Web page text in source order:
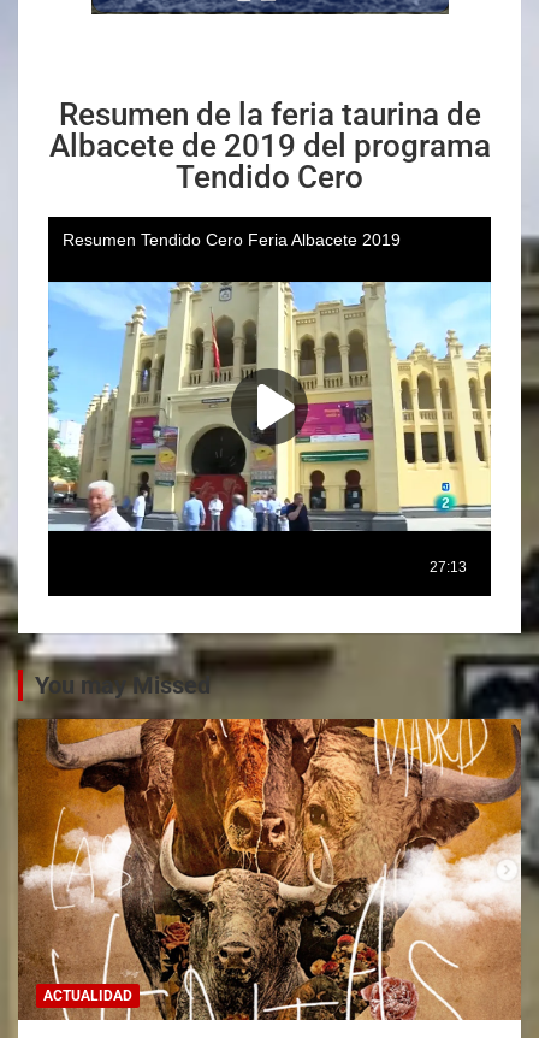
Resumen de la feria taurina de
Albacete de 2019 del programa
Tendido Cero
You may Missed
ACTUALIDAD